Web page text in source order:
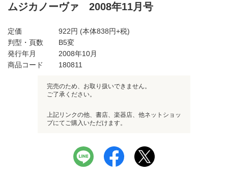
ムジカノーヴァ 2008年11月号
定価 922円 (本体838円+税)
判型・頁数
B5変
発行年月
2008年10月
商品コード
180811
完売のため、お取り扱いできません。
ご了承ください。
上記リンクの他、書店、楽器店、他ネットショッ
プにてご購入いただけます。